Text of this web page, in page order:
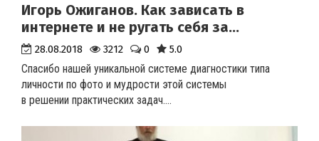
Игорь Ожиганов. Как зависать в
интернете и не ругать себя за...
28.08.2018 3212 0 5.0
Спасибо нашей уникальной системе диагностики типа
личности по фото и мудрости этой системы
в решении практических задач....